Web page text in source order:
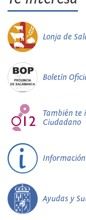
Lonja de
Boletín
También te
Ciudadano
Información
Ayudas y